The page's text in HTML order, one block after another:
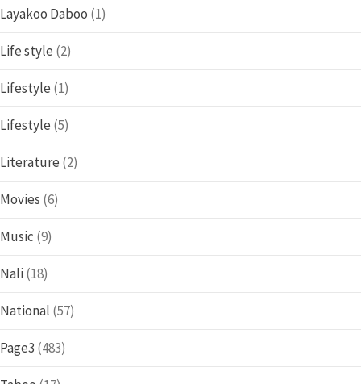
Layakoo Daboo (1)
Life style (2)
Lifestyle (1)
Lifestyle (5)
Literature (2)
Movies (6)
Music (9)
Nali(18)
National (57)
Page3 (483)